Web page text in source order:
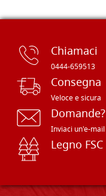
Chiamaci
0444-659513
Consegna
Veloce e sicura
Domande?
Inviaci un'e-mail
Legno FSC